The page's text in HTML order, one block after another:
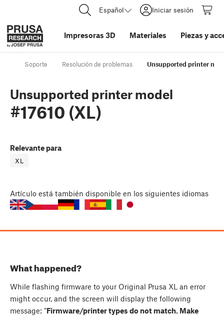
Español Iniciar sesión
Impresoras 3D Materiales Piezas y
Soporte Resolución de problemas Unsupported printer
Unsupported printer model
#17610 (XL)
Relevante para
XL
Artículo está también disponible en los siguientes idiomas
What happened?
While flashing firmware to your Original Prusa XL an error
might occur, and the screen will display the following
message: "Firmware/printer types do not match. Make